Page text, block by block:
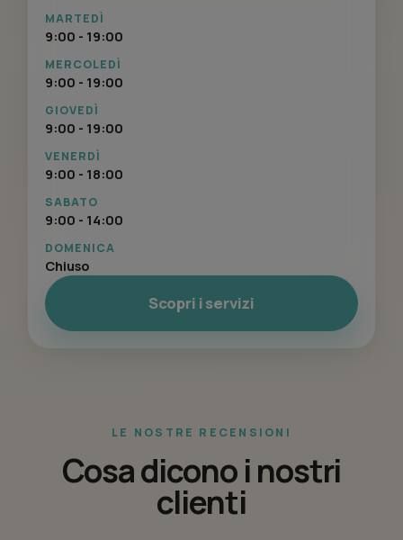
MARTEDÌ
9:00 - 19:00
MERCOLEDÌ
9:00 - 19:00
GIOVEDÌ
9:00 - 19:00
VENERDÌ
9:00 - 18:00
SABATO
9:00 - 14:00
DOMENICA
Chiuso
Scopri i servizi
LE NOSTRE RECENSIONI
Cosa dicono i nostri
clienti